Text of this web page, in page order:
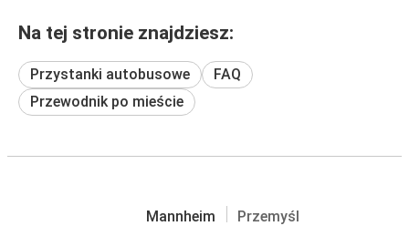
Na tej stronie znajdziesz:
Przystanki autobusowe
FAQ
Przewodnik po mieście
Mannheim Przemyśl